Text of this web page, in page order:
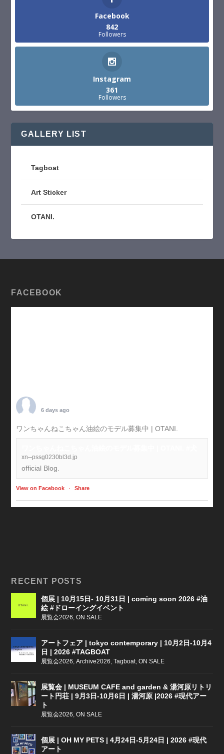
Facebook
842
Followers
Instagram
361
Followers
GALLERY LIST
Tagboat
Art Sticker
OTANI.
FACEBOOK
6 days ago
ワンちゃんねこちゃん油絵のモデル募集中 | OTANI.
xn--pssg0230bl3d.jp
official Blog.
View on Facebook · Share
RECENT POSTS
個展 | 10月15日- 10月31日 | coming soon 2026 #油
絵 #ドローイングイベント
展覧会2026 ,ON SALE
アートフェア | tokyo contemporary | 10月2日-10月4
日 | 2026 #TAGBOAT
展覧会2026 ,Archive2026 ,Tagboat ,ON SALE
展覧会 | MUSEUM CAFE and garden & 湯河原リトリ
ート円荘 | 9月3日-10月6日 | 湯河原 |2026 #現代アー
ト
展覧会2026 ,ON SALE
個展 | OH MY PETS | 4月24日-5月24日 | 2026 #現代
アート